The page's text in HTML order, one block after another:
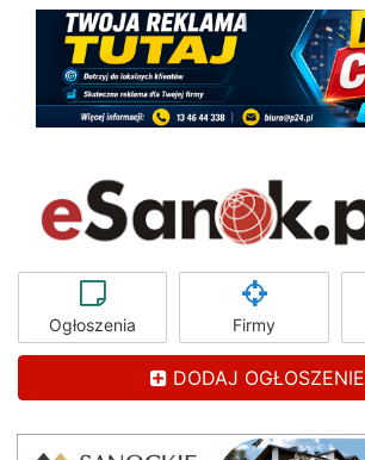
Ogłoszenia Firmy
DODAJ OGŁOSZENIE